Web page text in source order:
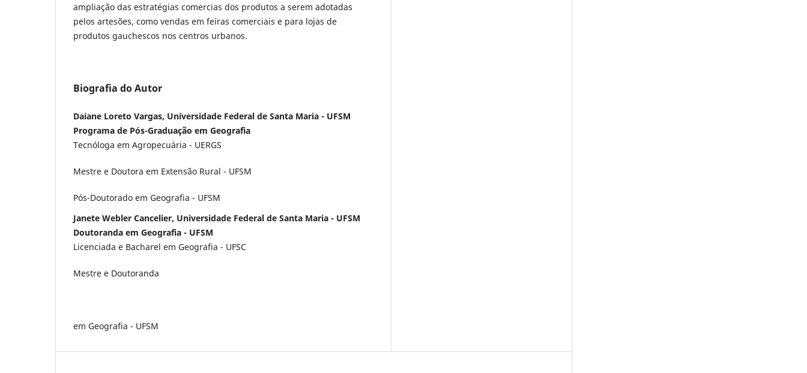
ampliação das estratégias comercias dos produtos a serem adotadas
pelos artesões, como vendas em feiras comerciais e para lojas de
produtos gauchescos nos centros urbanos.
Biografia do Autor
Daiane Loreto Vargas, Universidade Federal de Santa Maria - UFSM
Programa de Pós-Graduação em Geografia
Tecnóloga em Agropecuária - UERGS
Mestre e Doutora em Extensão Rural - UFSM
Pós-Doutorado em Geografia - UFSM
Janete Webler Cancelier, Universidade Federal de Santa Maria - UFSM
Doutoranda em Geografia - UFSM
Licenciada e Bacharel em Geografia - UFSC
Mestre e Doutoranda
em Geografia - UFSM